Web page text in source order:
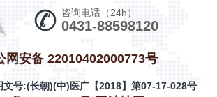
咨询电话（24h）
0431-88598120
网安备 22010402000773号
文号:(长朝)(中)医广【2018】第07-17-028号